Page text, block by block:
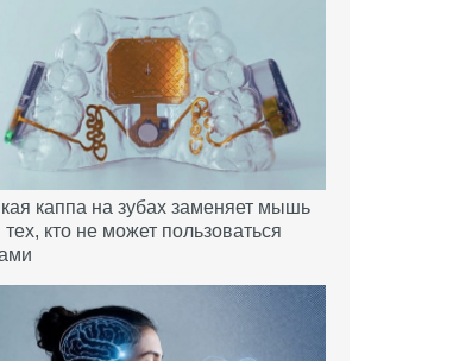
каппа на зубах заменяет мышь
тех, кто не может пользоваться